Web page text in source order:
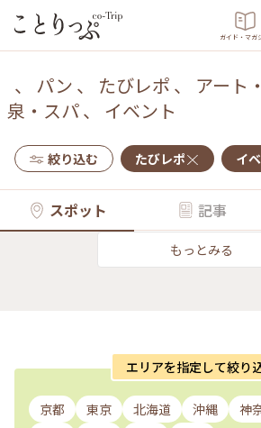
ガイド・マガ
、 パン 、 たびレポ 、 アート
泉・スパ、 イベント
絞り込む たびレポ イ
スポット 記事
もっとみる
エリアを指定して絞り
京都 東京 北海道 沖縄 神